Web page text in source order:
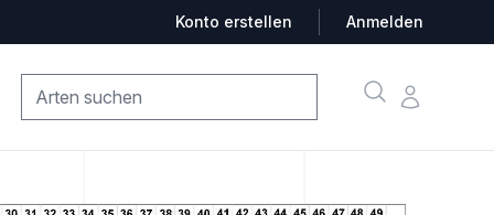
Konto erstellen Anmelden
SucheKonto